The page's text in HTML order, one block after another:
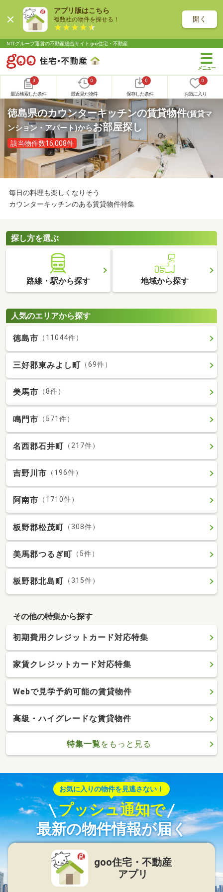
アプリ版はこちら
複数社の物件を探せる！ 開く
NTTグループ運営の不動産総合サイト goo住宅・不動産
0
最近検索した条件
0
最近見た物件
0
保存した条件
0
お気に入り
徳島県のカウンターキッチンの賃貸物件(賃貸マ
ンション・アパート)からお部屋探し
該当物件数16,008件
毎日の料理も楽しくなりそう
カウンターキッチンのある賃貸物件特集
探し方を選ぶ
路線・駅から探す 地域から探す
人気のエリアから探す
徳島市 （11044件）
三好郡東みよし町 （69件）
美馬市 （8件）
鳴門市 （571件）
名西郡石井町 （217件）
吉野川市 （196件）
阿南市 （1710件）
板野郡松茂町 （308件）
美馬郡つるぎ町 （5件）
板野郡北島町 （315件）
その他の特集から探す
初期費用クレジットカード対応特集
家賃クレジットカード対応特集
Webで見学予約可能の賃貸物件
高級・ハイグレードな賃貸物件
特集一覧をもっと見る
お気に入りの物件を見逃さない！
プッシュ通知で
最新の物件情報が届く
goo住宅・不動産
アプリ